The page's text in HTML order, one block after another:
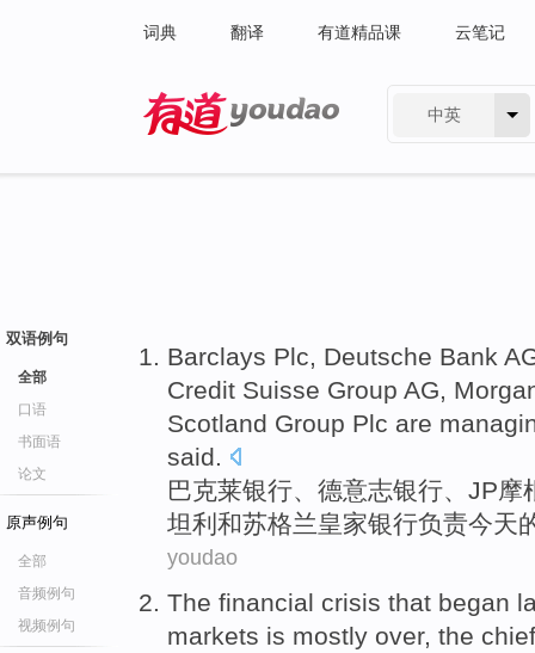
词典 翻译 有道精品课 云笔记
中英
双语例句
全部
口语
书面语
论文
原声例句
全部
音频例句
视频例句
Barclays Plc, Deutsche Bank
Credit Suisse Group AG,
Scotland Group Plc are
said.
巴克莱银行、 德意志银行、 JP摩
坦利 和苏格兰皇家银行负责今天
youdao
The financial crisis that began
markets is mostly over, the chief